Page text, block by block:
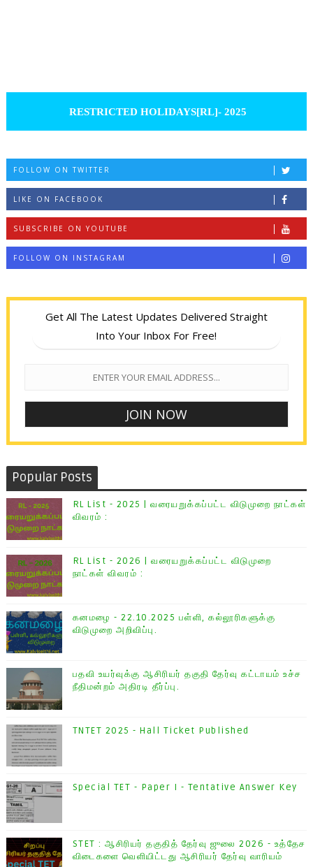
RESTRICTED HOLIDAYS[RL]- 2025
FOLLOW ON TWITTER
LIKE ON FACEBOOK
SUBSCRIBE ON YOUTUBE
FOLLOW ON INSTAGRAM
Get All The Latest Updates Delivered Straight
Into Your Inbox For Free!
Popular Posts
RL List - 2025 | வரையறுக்கப்பட்ட விடுமுறை நாட்கள்
விவரம் :
RL List - 2026 | வரையறுக்கப்பட்ட விடுமுறை
நாட்கள் விவரம் :
கனமழை - 22.10.2025 பள்ளி, கல்லூரிகளுக்கு
விடுமுறை அறிவிப்பு.
பதவி உயர்வுக்கு ஆசிரியர் தகுதி தேர்வு கட்டாயம் உச்ச
நீதிமன்றம் அதிரடி தீர்ப்பு.
TNTET 2025 - Hall Ticket Published
Special TET - Paper I - Tentative Answer Key
STET : ஆசிரியர் தகுதித் தேர்வு ஜுலை 2026 - உத்தேச
விடைகளை வெளியிட்டது ஆசிரியர் தேர்வு வாரியம்